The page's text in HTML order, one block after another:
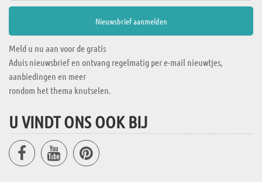
Meld u nu aan voor de gratis
Aduis nieuwsbrief en ontvang regelmatig per e-mail nieuwtjes,
aanbiedingen en meer
rondom het thema knutselen.
U VINDT ONS OOK BIJ